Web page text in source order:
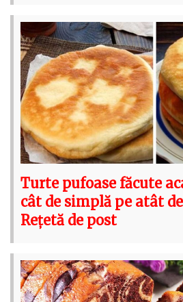
Turte pufoase făcute
cât de simplă pe atât
Rețetă de post